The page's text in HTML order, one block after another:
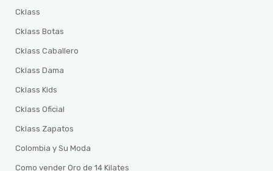
Cklass
Cklass Botas
Cklass Caballero
Cklass Dama
Cklass Kids
Cklass Oficial
Cklass Zapatos
Colombia y Su Moda
Como vender Oro de 14 Kilates